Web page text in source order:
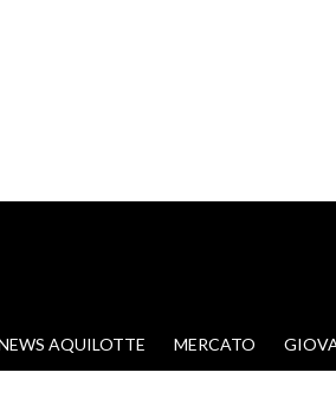
CONTENUTO
AQUILOTTE MERCATO